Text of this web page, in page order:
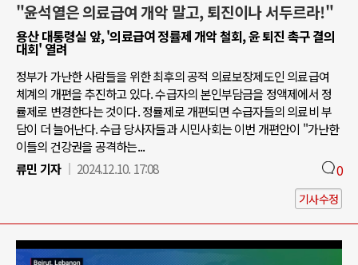
"윤석열은 의료급여 개악 말고, 퇴진이나 서두르라!"
용산 대통령실 앞, '의료급여 정률제 개악 철회, 윤 퇴진 촉구 결의
대회' 열려
정부가 가난한 사람들을 위한 최후의 공적 의료보장제도인 의료급여
체계의 개편을 추진하고 있다. 수급자의 본인부담금을 정액제에서 정
률제로 변경한다는 것이다. 정률제로 개편되면 수급자들의 의료비 부
담이 더 늘어난다. 수급 당사자들과 시민사회는 이번 개편안이 "가난한
이들의 건강권을 공격하는...
류민 기자
2024.12.10. 17:08 0
기사수정